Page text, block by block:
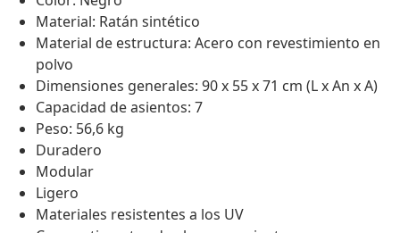
Material: Ratán sintético
Material de estructura: Acero con revestimiento en
polvo
Dimensiones generales: 90 x 55 x 71 cm (L x An x A)
Capacidad de asientos: 7
Peso: 56,6 kg
Duradero
Modular
Ligero
Materiales resistentes a los UV